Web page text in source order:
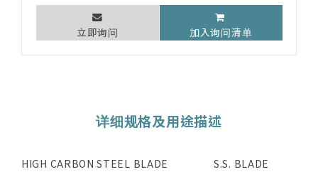
立即询问 加入询问清单
详细规格及用途描述
HIGH CARBON STEEL BLADE
S.S. BLADE